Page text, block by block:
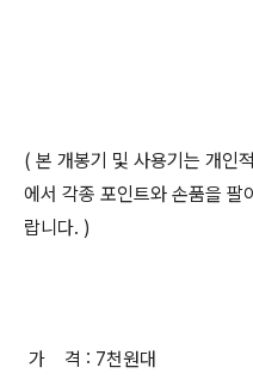
( 본 개봉기 및 사용기는 개인
에서 각종 포인트와 손품을 팔
랍니다. )
가 격 : 7천원대